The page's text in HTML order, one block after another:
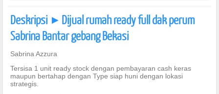
Deskripsi ] Dijual rumah ready full dak perum
Sabrina Bantar gebang Bekasi
Sabrina Azzura
Tersisa 1 unit ready stock dengan pembayaran cash keras
maupun bertahap dengan Type siap huni dengan lokasi
strategis.